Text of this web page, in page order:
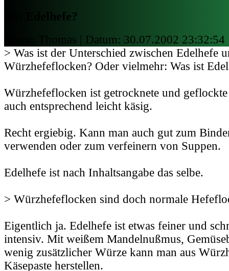
Re: Edelhefe?
Autor: Thomas | Datum: 30.07.2002 23:32:54
> Was ist der Unterschied zwischen Edelhefe
Würzhefeflocken? Oder vielmehr: Was ist
Würzhefeflocken ist getrocknete und
auch entsprechend leicht käsig.
Recht ergiebig. Kann man auch gut zum
verwenden oder zum verfeinern von Suppen.
Edelhefe ist nach Inhaltsangabe das selbe.
> Würzhefeflocken sind doch normale
Eigentlich ja. Edelhefe ist etwas feiner und
intensiv. Mit weißem Mandelnußmus,
wenig zusätzlicher Würze kann man aus
Käsepaste herstellen.